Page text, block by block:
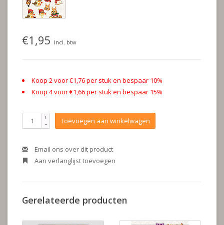
€1,95 Incl. btw
Koop 2 voor €1,76 per stuk en bespaar 10%
Koop 4 voor €1,66 per stuk en bespaar 15%
+
- Toevoegen aan winkelwagen
Email ons over dit product
Aan verlanglijst toevoegen
Gerelateerde producten